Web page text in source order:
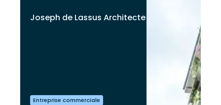
Joseph de Lassus Architecte
Entreprise commerciale